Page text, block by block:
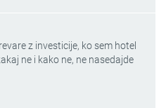
z investicije, ko sem hotel
ne i kako ne, ne nasedajde